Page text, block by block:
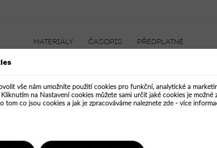
vše nám umožníte použití cookies pro funkční, analytické a
na Nastavení cookies můžete sami určit jaké cookies je možné
tom co jsou cookies a jak je zpracováváme naleznete zde - více
MATERIÁLY ČASOPIS PŘEDPLATNÉ
CIHLA KÁMEN KOV SKLO PLAST TEXTIL
výhledy, denní